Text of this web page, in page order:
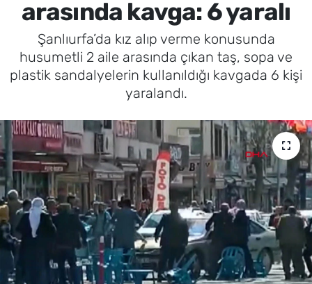
arasında kavga: 6 yaralı
Şanlıurfa’da kız alıp verme konusunda
husumetli 2 aile arasında çıkan taş, sopa ve
plastik sandalyelerin kullanıldığı kavgada 6 kişi
yaralandı.